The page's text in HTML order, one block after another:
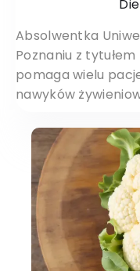
Absolwentka
Poznaniu z
pomaga wielu
nawyków